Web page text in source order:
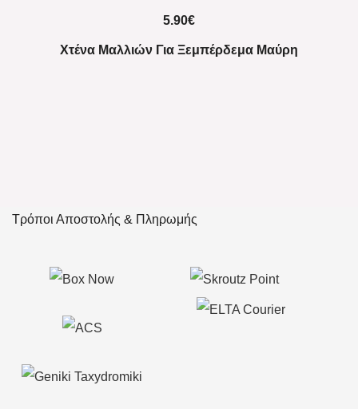
5.90€
Χτένα Μαλλιών Για Ξεμπέρδεμα Μαύρη
Τρόποι Αποστολής & Πληρωμής